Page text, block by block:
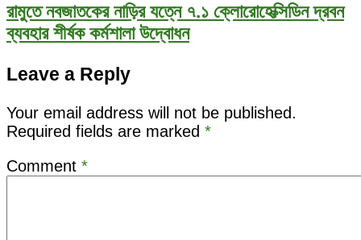
রামুতে নবজাতকের নাড়ির যত্নে ৭.১ ক্লোরোহেক্সিডিন দ্রবন
ব্যবহার শীর্ষক কর্মশালা উদ্বোধন
Leave a Reply
Your email address will not be published.
Required fields are marked *
Comment *